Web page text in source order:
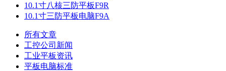
10.1寸八核三防平板F9R
10.1寸三防平板电脑F9A
所有文章
工控公司新闻
工业平板资讯
平板电脑标准